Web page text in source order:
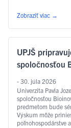
Zobraziť viac →
UPJŠ
spoločnosťou
- 30. júla 2026
Univerzita Pavla
spoločnosťou
predmetom bude
Výskum môže
poľnohospodárstve